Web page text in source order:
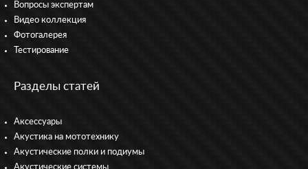
Вопросы экспертам
Видео коллекция
Фотогалерея
Тестирование
Разделы статей
Аксессуары
Акустика на мототехнику
Акустические полки и подиумы